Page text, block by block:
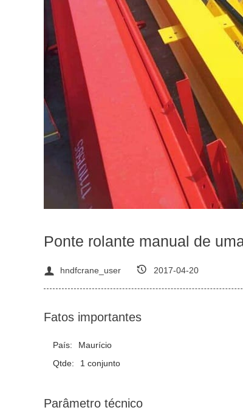
Ponte rolante manual de
hndfcrane_user
2017-04-20
Fatos importantes
País: Maurício
Qtde:
1 conjunto
Parâmetro técnico